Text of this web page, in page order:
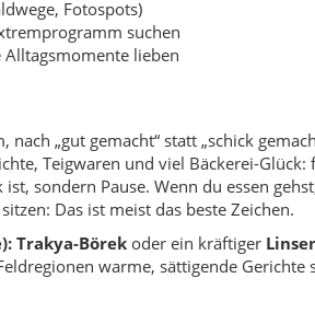
Wald und Fels beginnen schnell
lang machen, wie du willst. Gerade
reichen oft schon, um den Kopf zu
wechselt oder ein Weg plötzlich
(Saray) : ein etabliertes Kultur- und
August.
Region wird der Frühlingsbeginn